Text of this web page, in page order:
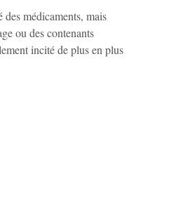
des médicaments, mais
ou des contenants
incité de plus en plus